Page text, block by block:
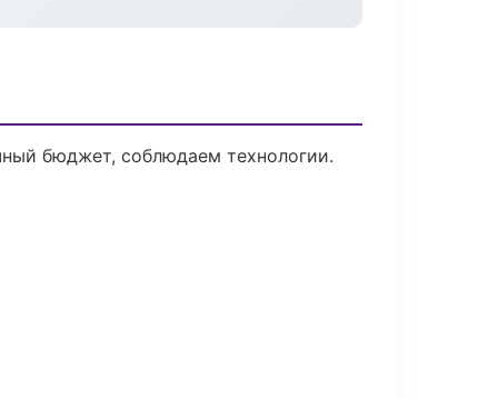
бюджет, соблюдаем технологии.